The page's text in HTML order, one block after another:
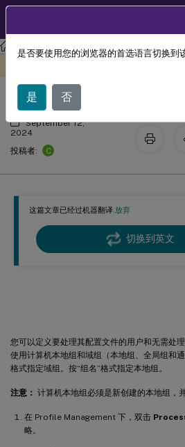
Profile Management Profile
这篇文章已经过机器翻译.放弃
切换到英文
您可以定义要处理其配置文件的用户和无需处
使用计算机本地组和域组（本地组、全局组和
格式指定域组。按“组名”格式指定本地组。
注意： 计算机本地组必须是新创建的本地组，
在 Profile Management 下，双击
略。
定义要处理的组配置文
September 12,
2024
投稿者:
C
是否要使用您的浏览器的首选语言切换到
是 否